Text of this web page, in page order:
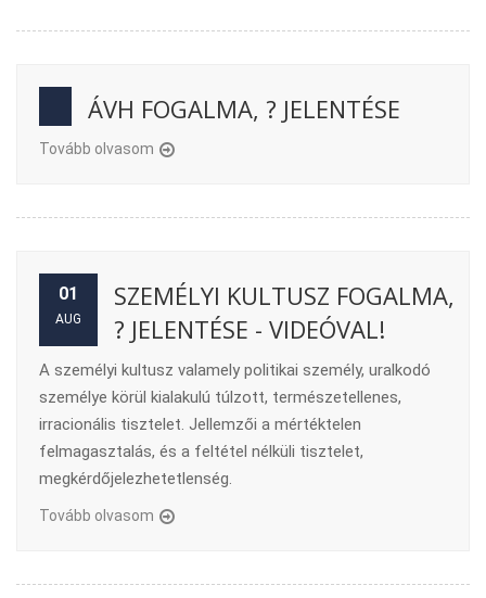
ÁVH FOGALMA, ? JELENTÉSE
Tovább olvasom
01
AUG
SZEMÉLYI KULTUSZ FOGALMA,
? JELENTÉSE - VIDEÓVAL!
A személyi kultusz valamely politikai személy, uralkodó
személye körül kialakulú túlzott, természetellenes,
irracionális tisztelet. Jellemzői a mértéktelen
felmagasztalás, és a feltétel nélküli tisztelet,
megkérdőjelezhetetlenség.
Tovább olvasom